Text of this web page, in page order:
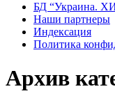
БД “Украина.
Наши партнеры
Индексация
Политика
Архив